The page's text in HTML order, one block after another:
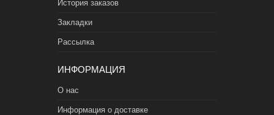
История заказов
Закладки
Рассылка
ИНФОРМАЦИЯ
О нас
Информация о доставке